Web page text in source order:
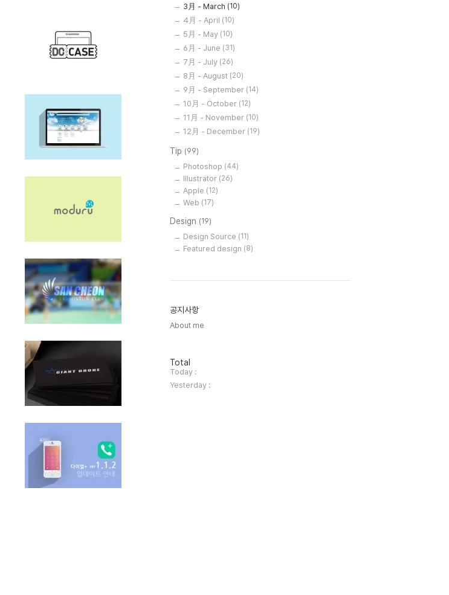
3月 - March (10)
4月 - April (10)
5月 - May (10)
6月 - June (31)
7月 - July (26)
8月 - August (20)
9月 - September (14)
10月 - October (12)
11月 - November (10)
12月 - December (19)
Tip (99)
Photoshop (44)
Illustrator (26)
Apple (12)
Web (17)
Design (19)
Design Source (11)
Featured design (8)
공지사항
About me
방
문
자
수
Total
Today :
Yesterday :